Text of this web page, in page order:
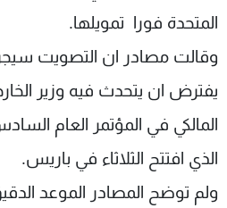
المتحدة فورا تمويلها.
وقالت مصادر ان التصويت سيجري
يفترض ان يتحدث فيه وزير
المالكي في المؤتمر العام
الذي افتتح الثلاثاء في باريس.
ولم توضح المصادر الموعد